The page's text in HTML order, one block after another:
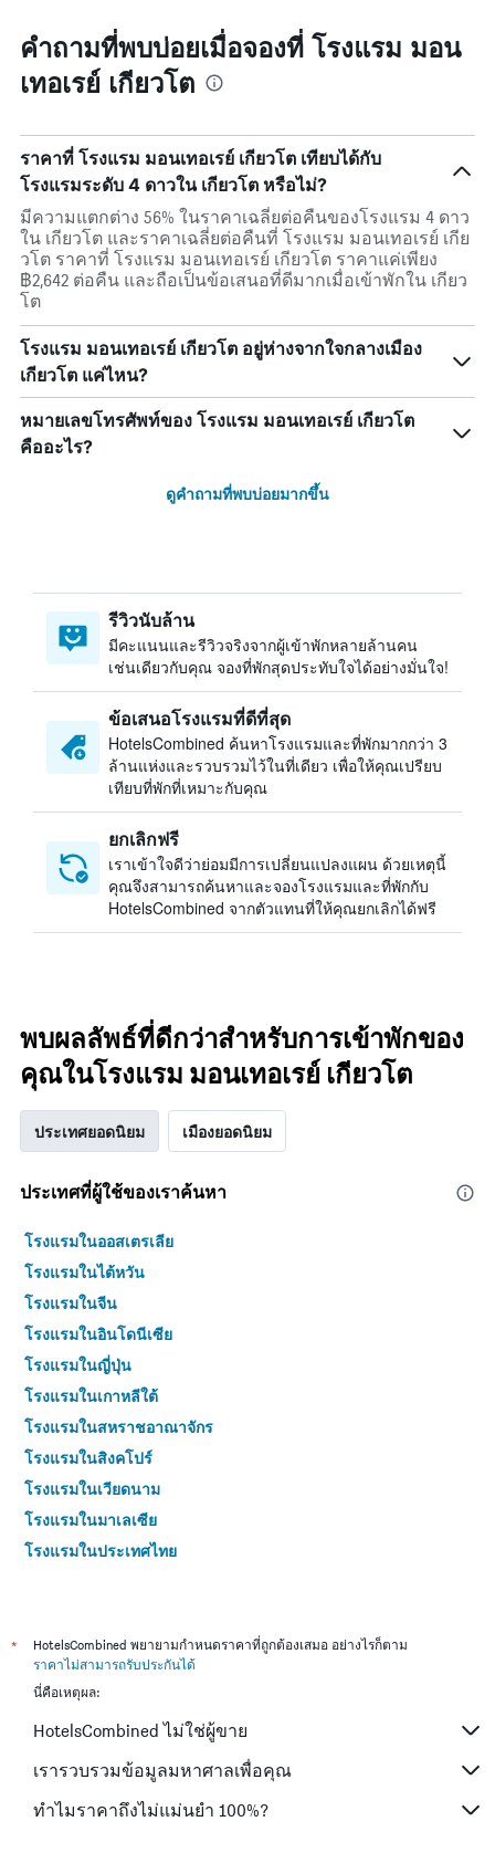
คำถามที่พบบ่อยเมื่อจองที่ โรงแรม มอน
เทอเรย์ เกียวโต
ราคาที่ โรงแรม มอนเทอเรย์ เกียวโต เทียบได้กับ
โรงแรมระดับ 4 ดาวใน เกียวโต หรือไม่?
มีความแตกต่าง 56% ในราคาเฉลี่ยต่อคืนของโรงแรม 4 ดาว
ใน เกียวโต และราคาเฉลี่ยต่อคืนที่ โรงแรม มอนเทอเรย์ เกีย
วโต ราคาที่ โรงแรม มอนเทอเรย์ เกียวโต ราคาแค่เพียง
฿2,642 ต่อคืน และถือเป็นข้อเสนอที่ดีมากเมื่อเข้าพักใน เกียว
โต
โรงแรม มอนเทอเรย์ เกียวโต อยู่ห่างจากใจกลางเมือง
เกียวโต แค่ไหน?
หมายเลขโทรศัพท์ของ โรงแรม มอนเทอเรย์ เกียวโต
คืออะไร?
ดูคำถามที่พบบ่อยมากขึ้น
รีวิวนับล้าน
มีคะแนนและรีวิวจริงจากผู้เข้าพักหลายล้านคน
เช่นเดียวกับคุณ จองที่พักสุดประทับใจได้อย่างมั่นใจ!
ข้อเสนอโรงแรมที่ดีที่สุด
HotelsCombined ค้นหาโรงแรมและที่พักมากกว่า 3
ล้านแห่งและรวบรวมไว้ในที่เดียว เพื่อให้คุณเปรียบ
เทียบที่พักที่เหมาะกับคุณ
ยกเลิกฟรี
เราเข้าใจดีว่าย่อมมีการเปลี่ยนแปลงแผน ด้วยเหตุนี้
คุณจึงสามารถค้นหาและจองโรงแรมและที่พักกับ
HotelsCombined จากตัวแทนที่ให้คุณยกเลิกได้ฟรี
พบผลลัพธ์ที่ดีกว่าสำหรับการเข้าพักของ
คุณในโรงแรม มอนเทอเรย์ เกียวโต
ประเทศยอดนิยม เมืองยอดนิยม
ประเทศที่ผู้ใช้ของเราค้นหา
โรงแรมในออสเตรเลีย
โรงแรมในไต้หวัน
โรงแรมในจีน
โรงแรมในอินโดนีเซีย
โรงแรมในญี่ปุ่น
โรงแรมในเกาหลีใต้
โรงแรมในสหราชอาณาจักร
โรงแรมในสิงคโปร์
โรงแรมในเวียดนาม
โรงแรมในมาเลเซีย
โรงแรมในประเทศไทย
*
HotelsCombined พยายามกำหนดราคาที่ถูกต้องเสมอ อย่างไรก็ตาม
ราคาไม่สามารถรับประกันได้
นี่คือเหตุผล:
HotelsCombined ไม่ใช่ผู้ขาย
เรารวบรวมข้อมูลมหาศาลเพื่อคุณ
ทำไมราคาถึงไม่แม่นยำ 100%?